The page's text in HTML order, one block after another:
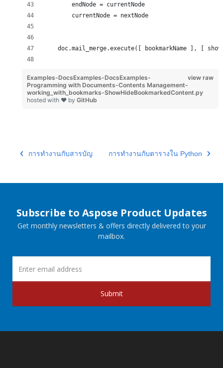
        endNode = currentNode
        currentNode = nextNode
doc.mail_merge.execute([ bookmarkName ], [
view raw
Examples-DocsExamples-DocsExamples-
Programming with Documents-Contents Management-
working_with_bookmarks-ShowHideBookmarkedContent.py
hosted with ❤ by GitHub
การทำงานกับสารบัญ การทำงานกับตารางใน Python
Subscribe to Aspose Product Updates
Get monthly newsletters & offers directly delivered to your
mailbox.
Submit